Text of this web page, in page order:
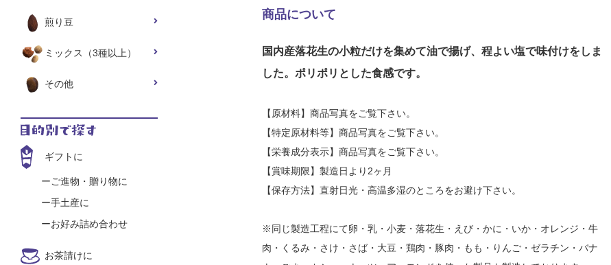
商品について
国内産落花生の小粒だけを集めて油で揚げ、程よい塩で味付けをしま
した。ポリポリとした食感です。
【原材料】商品写真をご覧下さい。
【特定原材料等】商品写真をご覧下さい。
【栄養成分表示】商品写真をご覧下さい。
【賞味期限】製造日より2ヶ月
【保存方法】直射日光・高温多湿のところをお避け下さい。
※同じ製造工程にて卵・乳・小麦・落花生・えび・かに・いか・オレンジ・牛
肉・くるみ・さけ・さば・大豆・鶏肉・豚肉・もも・りんご・ゼラチン・バナ
煎り豆
ミックス（3種以上）
その他
ギフトに
ご進物・贈り物に
手土産に
お好み詰め合わせ
お茶請けに